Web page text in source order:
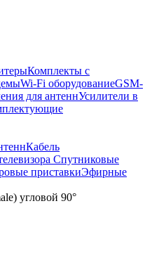
Комплекты с
Wi-Fi оборудованиеGSM-
для антеннУсилители в
Кабель
Спутниковые
приставкиЭфирные
угловой 90°